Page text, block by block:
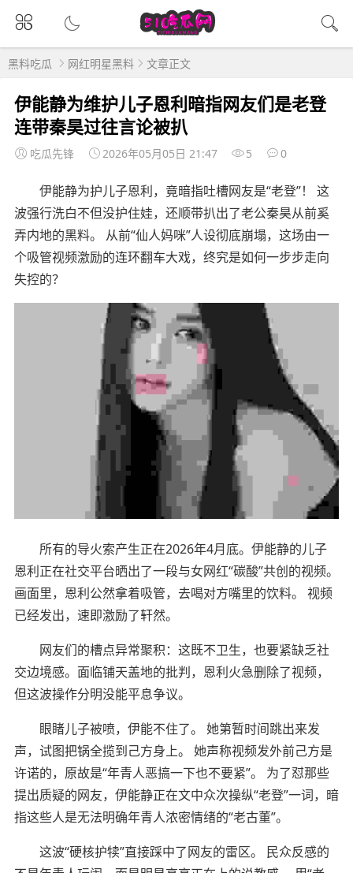
黑料吃瓜 网红明星黑料 文章正文
伊能静为维护儿子恩利暗指网友们是老登
连带秦昊过往言论被扒
吃瓜先锋 2026年05月05日 21:47 5 0
伊能静为护儿子恩利，竟暗指吐槽网友是“老登”！ 这
波强行洗白不但没护住娃，还顺带扒出了老公秦昊从前奚
弄内地的黑料。 从前“仙人妈咪”人设彻底崩塌，这场由一
个吸管视频激励的连环翻车大戏，终究是如何一步步走向
失控的？
所有的导火索产生正在2026年4月底。伊能静的儿子
恩利正在社交平台晒出了一段与女网红“碳酸”共创的视频。
画面里，恩利公然拿着吸管，去喝对方嘴里的饮料。 视频
已经发出，速即激励了轩然。
网友们的槽点异常聚积：这既不卫生，也要紧缺乏社
交边境感。面临铺天盖地的批判，恩利火急删除了视频，
但这波操作分明没能平息争议。
眼睹儿子被喷，伊能不住了。 她第暂时间跳出来发
声，试图把锅全揽到己方身上。 她声称视频发外前己方是
许诺的，原故是“年青人恶搞一下也不要紧”。 为了怼那些
提出质疑的网友，伊能静正在文中众次操纵“老登”一词，暗
指这些人是无法明确年青人浓密情绪的“老古董”。
这波“硬核护犊”直接踩中了网友的雷区。 民众反感的